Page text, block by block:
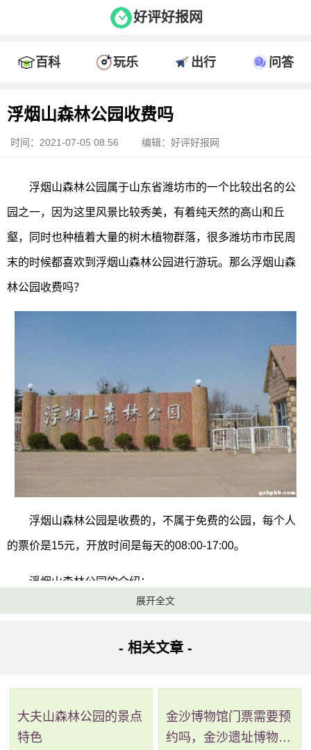
好评好报网
百科 玩乐 出行 问答
浮烟山森林公园收费吗
时间：2021-07-05 08:56 编辑：好评好报网
浮烟山森林公园属于山东省潍坊市的一个比较出名的公
园之一，因为这里风景比较秀美，有着纯天然的高山和丘
壑，同时也种植着大量的树木植物群落，很多潍坊市市民周
末的时候都喜欢到浮烟山森林公园进行游玩。那么浮烟山森
林公园收费吗？
浮烟山森林公园是收费的，不属于免费的公园，每个人
的票价是15元，开放时间是每天的08:00-17:00。
浮烟山森林公园的介绍：
浮烟山森林公园是一个集合观光旅游、休闲娱乐、大城
市农牧业示范性于一体的大型综合性生态公园。浮烟山森林
了比较多的游乐场设施，特别适合亲子游玩。在浮烟山森林
公园里面，可以感受到重归自然界、天山人合一怎么样感
展开全文
- 相关文章 -
大夫山森林公园的景点
特色
金沙博物馆门票需要预
约吗，金沙遗址博物馆